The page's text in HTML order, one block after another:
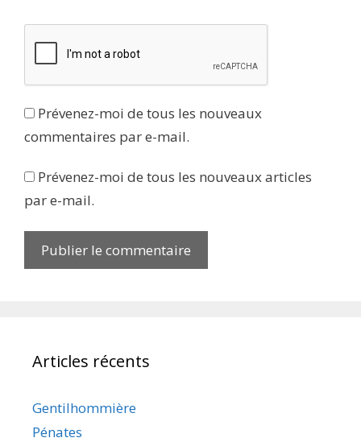
Prévenez-moi de tous les nouveaux
commentaires par e-mail.
Prévenez-moi de tous les nouveaux articles
par e-mail.
Articles récents
Gentilhommière
Pénates